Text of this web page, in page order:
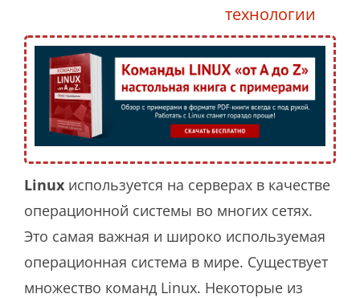
технологии
Linux используется на серверах в качестве
операционной системы во многих сетях.
Это самая важная и широко используемая
операционная система в мире. Существует
множество команд Linux. Некоторые из